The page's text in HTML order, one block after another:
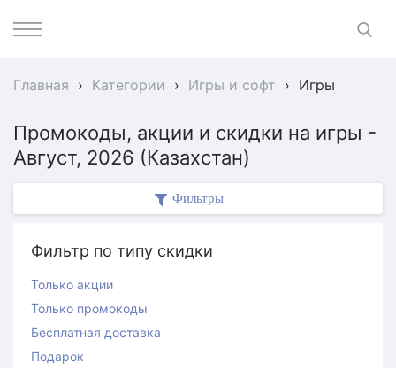
Главная › Категории › Игры и софт › Игры
Промокоды, акции и скидки на игры -
Август, 2026 (Казахстан)
Фильтры
Фильтр по типу скидки
Только акции
Только промокоды
Бесплатная доставка
Подарок